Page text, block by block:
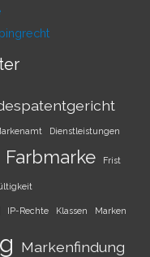
Dienstleistungen
Farbmarke Frist
IP-Rechte Klassen Marken
Markenfindung